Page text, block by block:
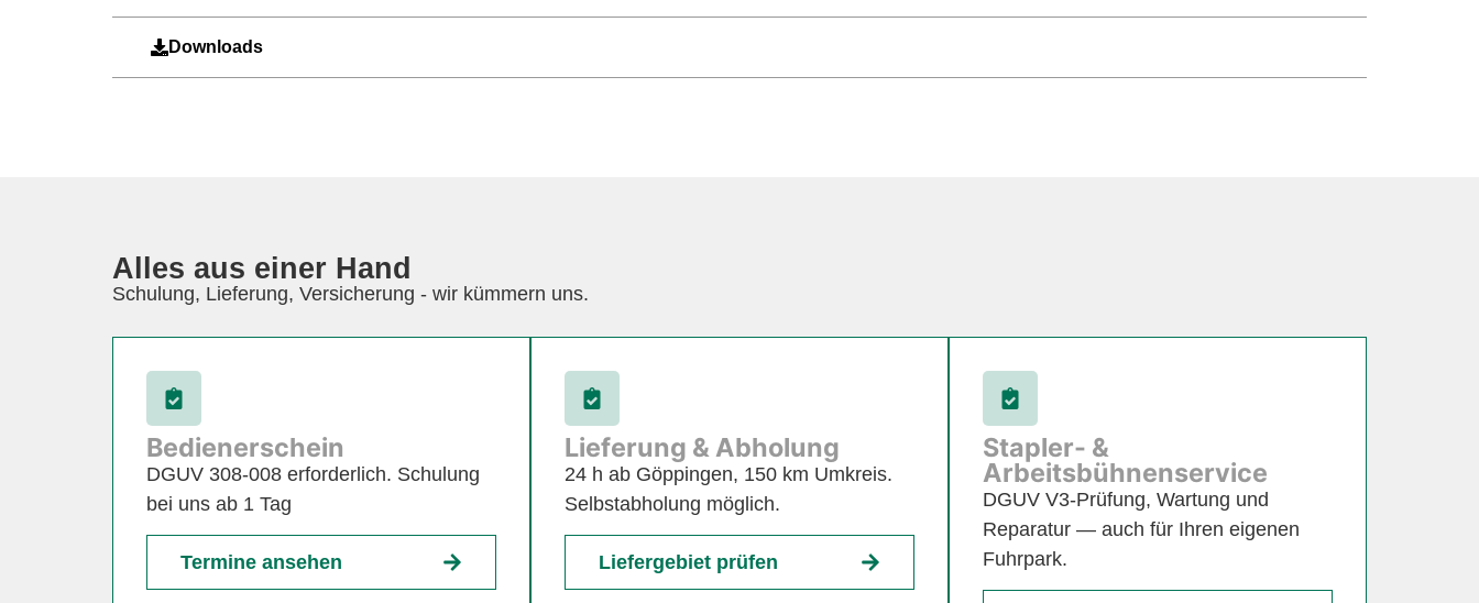
Downloads
Alles aus einer Hand
Schulung, Lieferung, Versicherung - wir kümmern uns.
Bedienerschein
DGUV 308-008 erforderlich. Schulung
bei uns ab 1 Tag
Termine ansehen
Lieferung & Abholung
24 h ab Göppingen, 150 km Umkreis.
Selbstabholung möglich.
Liefergebiet prüfen
Stapler- &
Arbeitsbühnenservice
DGUV V3-Prüfung, Wartung und
Reparatur — auch für Ihren eigenen
Fuhrpark.